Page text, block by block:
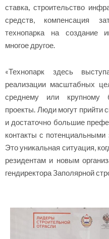
ставка, строительство
средств, компенсация
технопарка на создание
многое другое.
«Технопарк здесь
реализации масштабных
среднему или крупному
проекты. Люди могут прийти
и достаточно большие
контакты с потенциальными
Это уникальная ситуация,
резидентам и новым
гендиректора Заполярной